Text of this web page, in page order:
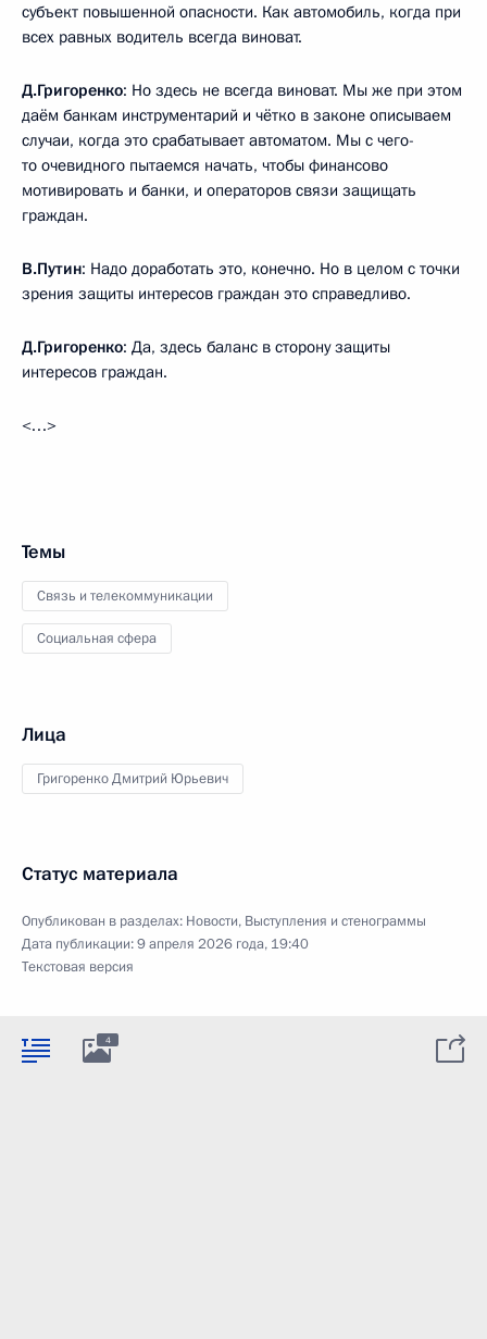
субъект повышенной опасности. Как автомобиль, когда при
всех равных водитель всегда виноват.
Д.Григоренко: Но здесь не всегда виноват. Мы же при этом
даём банкам инструментарий и чётко в законе описываем
случаи, когда это срабатывает автоматом. Мы с чего-
то очевидного пытаемся начать, чтобы финансово
мотивировать и банки, и операторов связи защищать
граждан.
В.Путин: Надо доработать это, конечно. Но в целом с точки
зрения защиты интересов граждан это справедливо.
Д.Григоренко: Да, здесь баланс в сторону защиты
интересов граждан.
<…>
Темы
Связь и телекоммуникации
Социальная сфера
Лица
Григоренко Дмитрий Юрьевич
Статус материала
Опубликован в разделах: Новости, Выступления и стенограммы
Дата публикации:9 апреля 2026 года, 19:40
Текстовая версия
4